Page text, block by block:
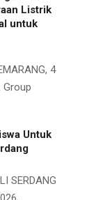
Listrik
untuk
4
Group
Untuk
SERDANG